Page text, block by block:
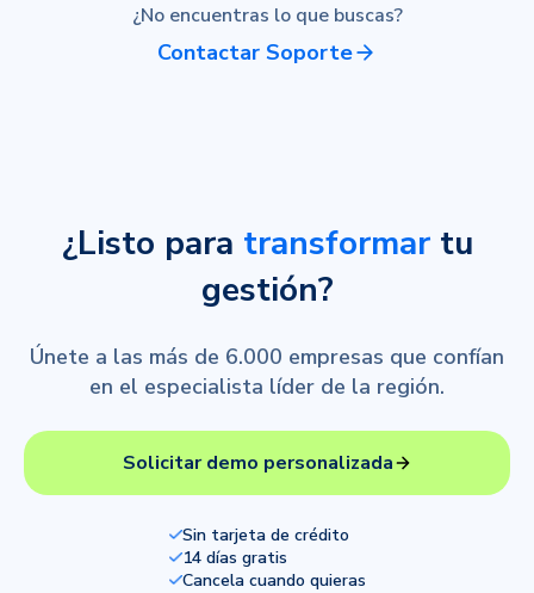
¿No encuentras lo que buscas?
Contactar Soporte
¿Listo para transformartu
gestión?
Únete a las más de 6.000 empresas que confían
en el especialista líder de la región.
Solicitar demo personalizada
Sin tarjeta de crédito
14 días gratis
Cancela cuando quieras